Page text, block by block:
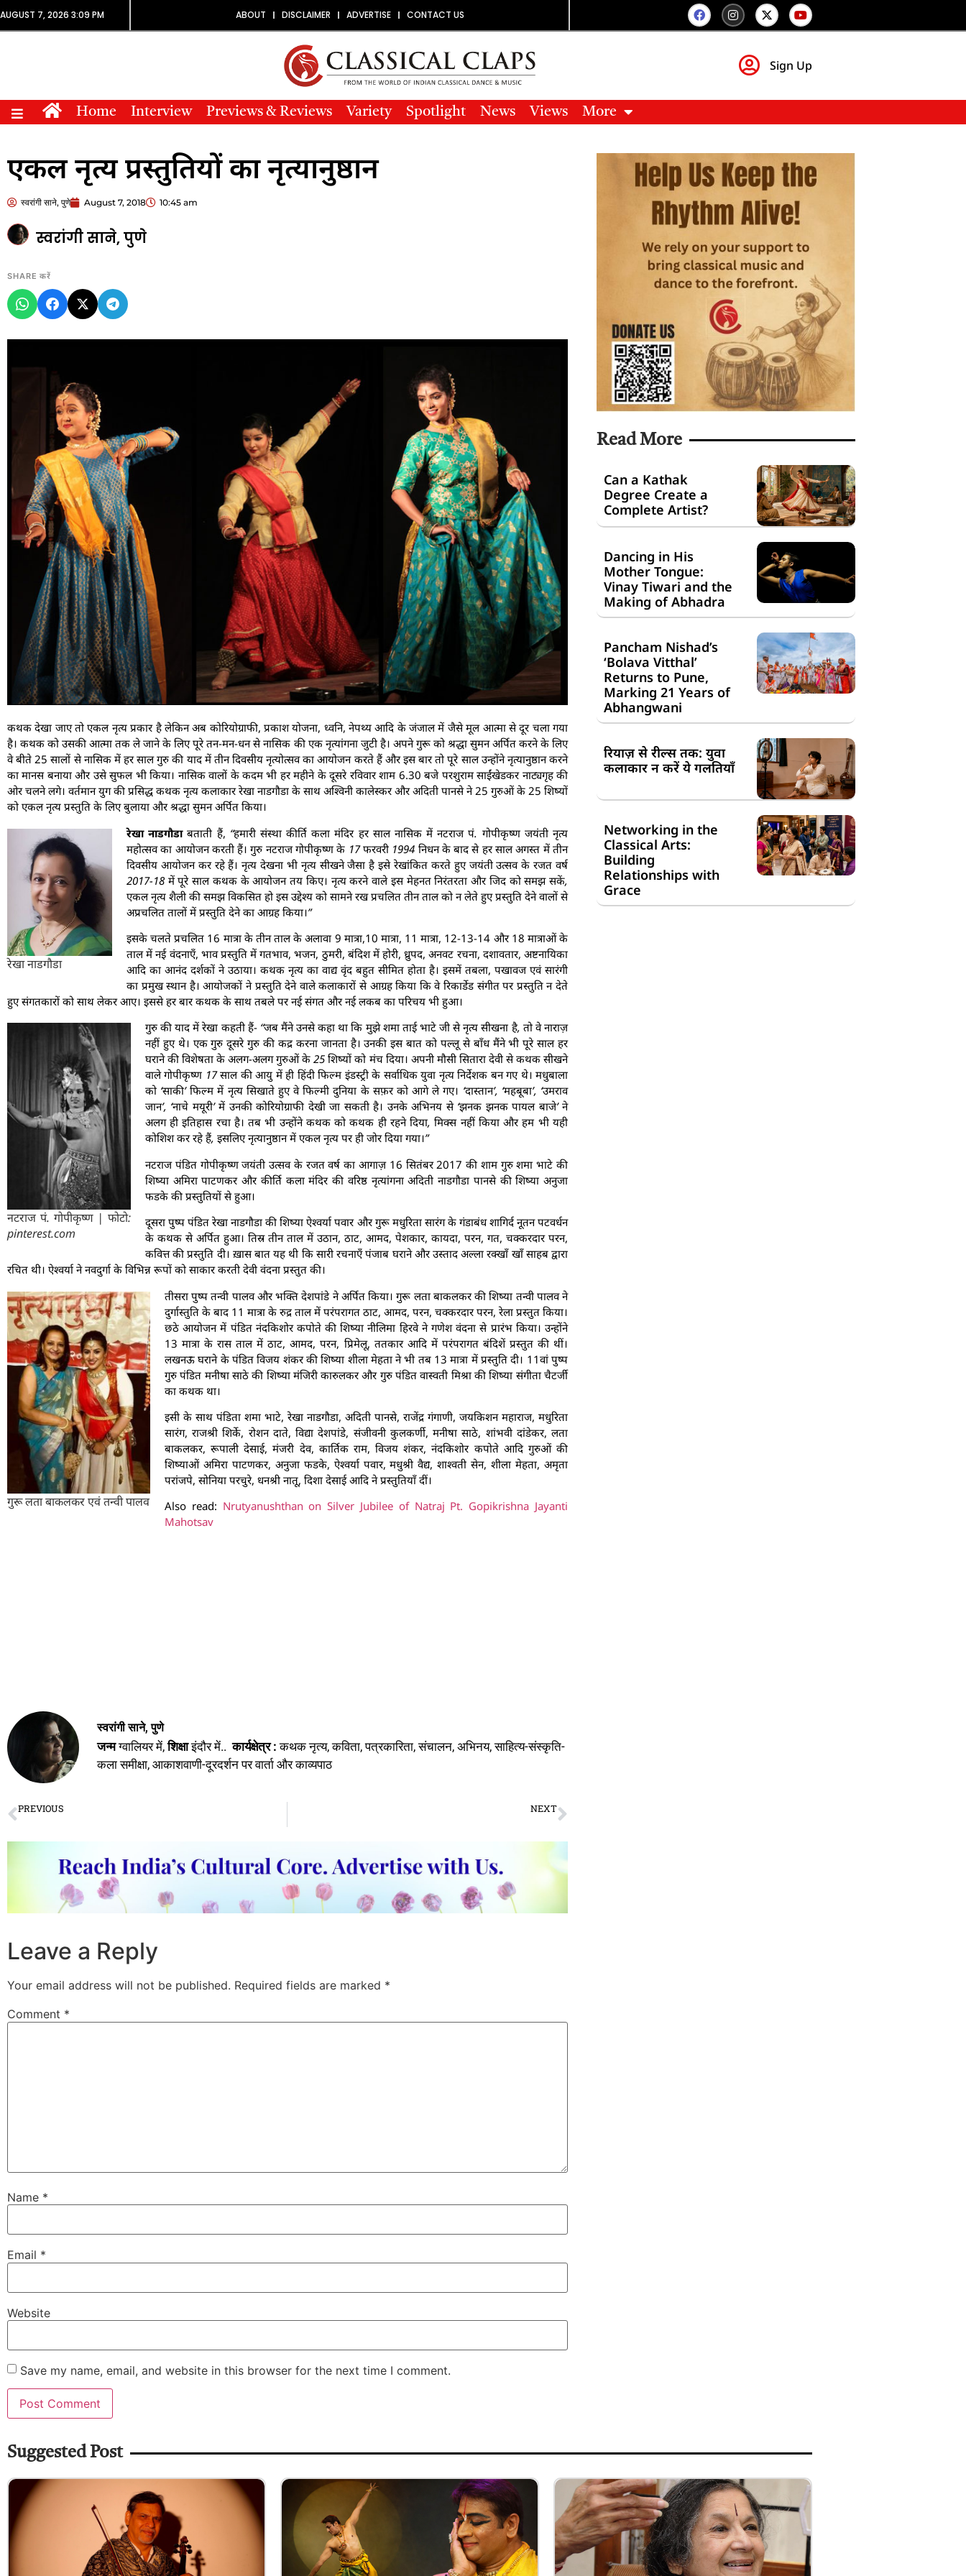
AUGUST 7, 2026 3:09 PM ABOUT DISCLAIMER ADVERTISE CONTACT US
Sign Up
Home Interview Previews & Reviews Variety Spotlight News Views More
एकल नृत्य प्रस्तुतियों का नृत्यानुष्ठान
स्वरांगी साने, पुणे August 7, 2018 10:45 am
स्वरांगी साने, पुणे
SHARE करें
कथक देखा जाए तो एकल नृत्य प्रकार है लेकिन अब कोरियोग्राफी, प्रकाश योजना, ध्वनि, नेपथ्य आदि के जंजाल में जैसे मूल आत्मा से दूर चला गया
है। कथक को उसकी आत्मा तक ले जाने के लिए पूरे तन-मन-धन से नासिक की एक नृत्यांगना जुटी है। अपने गुरू को श्रद्धा सुमन अर्पित करने के लिए
वे बीते 25 सालों से नासिक में हर साल गुरु की याद में तीन दिवसीय नृत्योत्सव का आयोजन करते हैं और इस बार तो पूरे साल उन्होंने नृत्यानुष्ठान करने
का मानस बनाया और उसे सुफल भी किया। नासिक वालों के कदम भी हर महीने के दूसरे रविवार शाम 6.30 बजे परशुराम साईंखेडकर नाट्यगृह की
ओर चलने लगे। वर्तमान युग की प्रसिद्ध कथक नृत्य कलाकार रेखा नाडगौडा के साथ अश्विनी कालेस्कर और अदिती पानसे ने 25 गुरुओं के 25 शिष्यों
को एकल नृत्य प्रस्तुति के लिए बुलाया और श्रद्धा सुमन अर्पित किया।
रेखा नाडगौडा
रेखा नाडगौडाबताती हैं, “हमारी संस्था कीर्ति कला मंदिर हर साल नासिक में नटराज पं. गोपीकृष्ण जयंती नृत्य
महोत्सव का आयोजन करती हैं। गुरु नटराज गोपीकृष्ण के 17 फरवरी 1994 निधन के बाद से हर साल अगस्त में तीन
दिवसीय आयोजन कर रहे हैं। नृत्य देखना भी नृत्य सीखने जैसा है इसे रेखांकित करते हुए जयंती उत्सव के रजत वर्ष
2017-18 में पूरे साल कथक के आयोजन तय किए। नृत्य करने वाले इस मेहनत निरंतरता और जिद को समझ सकें,
एकल नृत्य शैली की समझ विकसित हो इस उद्देश्य को सामने रख प्रचलित तीन ताल को न लेते हुए प्रस्तुति देने वालों से
अप्रचलित तालों में प्रस्तुति देने का आग्रह किया।”
इसके चलते प्रचलित 16 मात्रा के तीन ताल के अलावा 9 मात्रा,10 मात्रा, 11 मात्रा, 12-13-14 और 18 मात्राओं के
ताल में नई वंदनाएँ, भाव प्रस्तुति में गतभाव, भजन, ठुमरी, बंदिश में होरी, ध्रुपद, अनवट रचना, दशावतार, अष्टनायिका
आदि का आनंद दर्शकों ने उठाया। कथक नृत्य का वाद्य वृंद बहुत सीमित होता है। इसमें तबला, पखावज एवं सारंगी
का प्रमुख स्थान है। आयोजकों ने प्रस्तुति देने वाले कलाकारों से आग्रह किया कि वे रिकार्डेड संगीत पर प्रस्तुति न देते
हुए संगतकारों को साथ लेकर आए। इससे हर बार कथक के साथ तबले पर नई संगत और नई लकब का परिचय भी हुआ।
नटराज पं. गोपीकृष्ण | फोटो:
pinterest.com
गुरु की याद में रेखा कहती हैं- “जब मैंने उनसे कहा था कि मुझे शमा ताई भाटे जी से नृत्य सीखना है, तो वे नाराज़
नहीं हुए थे। एक गुरु दूसरे गुरु की कद्र करना जानता है। उनकी इस बात को पल्लू से बाँध मैंने भी पूरे साल हर
घराने की विशेषता के अलग-अलग गुरुओं के 25 शिष्यों को मंच दिया। अपनी मौसी सितारा देवी से कथक सीखने
वाले गोपीकृष्ण 17 साल की आयु में ही हिंदी फिल्म इंडस्ट्री के सर्वाधिक युवा नृत्य निर्देशक बन गए थे। मधुबाला
को ‘साकी’ फिल्म में नृत्य सिखाते हुए वे फिल्मी दुनिया के सफ़र को आगे ले गए। ‘दास्तान’, ‘महबूबा’, ‘उमराव
जान’, ‘नाचे मयूरी’ में उनकी कोरियोग्राफी देखी जा सकती है। उनके अभिनय से ‘झनक झनक पायल बाजे’ ने
अलग ही इतिहास रचा है। तब भी उन्होंने कथक को कथक ही रहने दिया, मिक्स नहीं किया और हम भी यही
कोशिश कर रहे हैं, इसलिए नृत्यानुष्ठान में एकल नृत्य पर ही जोर दिया गया।”
नटराज पंडित गोपीकृष्ण जयंती उत्सव के रजत वर्ष का आगाज़ 16 सितंबर 2017 की शाम गुरु शमा भाटे की
शिष्या अमिरा पाटणकर और कीर्ति कला मंदिर की वरिष्ठ नृत्यांगना अदिती नाडगौडा पानसे की शिष्या अनुजा
फडके की प्रस्तुतियों से हुआ।
दूसरा पुष्प पंडित रेखा नाडगौडा की शिष्या ऐश्वर्या पवार और गुरू मधुरिता सारंग के गंडाबंध शागिर्द नूतन पटवर्धन
के कथक से अर्पित हुआ। तिस्र तीन ताल में उठान, ठाट, आमद, पेशकार, कायदा, परन, गत, चक्करदार परन,
कवित्त की प्रस्तुति दी। ख़ास बात यह थी कि सारी रचनाएँ पंजाब घराने और उस्ताद अल्ला रक्खाँ खाँ साहब द्वारा
रचित थी। ऐश्वर्या ने नवदुर्गा के विभिन्न रूपों को साकार करती देवी वंदना प्रस्तुत की।
गुरू लता बाकलकर एवं तन्वी पालव
तीसरा पुष्प तन्वी पालव और भक्ति देशपांडे ने अर्पित किया। गुरू लता बाकलकर की शिष्या तन्वी पालव ने
दुर्गास्तुति के बाद 11 मात्रा के रुद्र ताल में परंपरागत ठाट, आमद, परन, चक्करदार परन, रेला प्रस्तुत किया।
छठे आयोजन में पंडित नंदकिशोर कपोते की शिष्या नीलिमा हिरवे ने गणेश वंदना से प्रारंभ किया। उन्होंने
13 मात्रा के रास ताल में ठाट, आमद, परन, प्रिमेलू, ततकार आदि में परंपरागत बंदिशें प्रस्तुत की थीं।
लखनऊ घराने के पंडित विजय शंकर की शिष्या शीला मेहता ने भी तब 13 मात्रा में प्रस्तुति दी। 11वां पुष्प
गुरु पंडित मनीषा साठे की शिष्या मंजिरी कारुलकर और गुरु पंडित वास्वती मिश्रा की शिष्या संगीता चैटर्जी
का कथक था।
इसी के साथ पंडिता शमा भाटे, रेखा नाडगौडा, अदिती पानसे, राजेंद्र गंगाणी, जयकिशन महाराज, मधुरिता
सारंग, राजश्री शिर्के, रोशन दाते, विद्या देशपांडे, संजीवनी कुलकर्णी, मनीषा साठे, शांभवी दांडेकर, लता
बाकलकर, रूपाली देसाई, मंजरी देव, कार्तिक राम, विजय शंकर, नंदकिशोर कपोते आदि गुरुओं की
शिष्याओं अमिरा पाटणकर, अनुजा फडके, ऐश्वर्या पवार, मधुश्री वैद्य, शाश्वती सेन, शीला मेहता, अमृता
परांजपे, सोनिया परचुरे, धनश्री नातू, दिशा देसाई आदि ने प्रस्तुतियाँ दीं।
Also read: Nrutyanushthan on Silver Jubilee of Natraj Pt. Gopikrishna Jayanti
Mahotsav
स्वरांगी साने, पुणे
जन्मग्वालियर में,शिक्षाइंदौर में..कार्यक्षेत्र:कथक नृत्य, कविता, पत्रकारिता, संचालन, अभिनय, साहित्य-संस्कृति-
कला समीक्षा, आकाशवाणी-दूरदर्शन पर वार्ता और काव्यपाठ
PREVIOUS NEXT
Leave a Reply
Your email address will not be published. Required fields are marked *
Comment *
Name *
Email *
Website
Save my name, email, and website in this browser for the next time I comment.
Read More
Can a Kathak
Degree Create a
Complete Artist?
Dancing in His
Mother Tongue:
Vinay Tiwari and the
Making of Abhadra
Pancham Nishad’s
‘Bolava Vitthal’
Returns to Pune,
Marking 21 Years of
Abhangwani
रियाज़ से रील्स तक: युवा
कलाकार न करें ये गलतियाँ
Networking in the
Classical Arts:
Building
Relationships with
Grace
Suggested Post